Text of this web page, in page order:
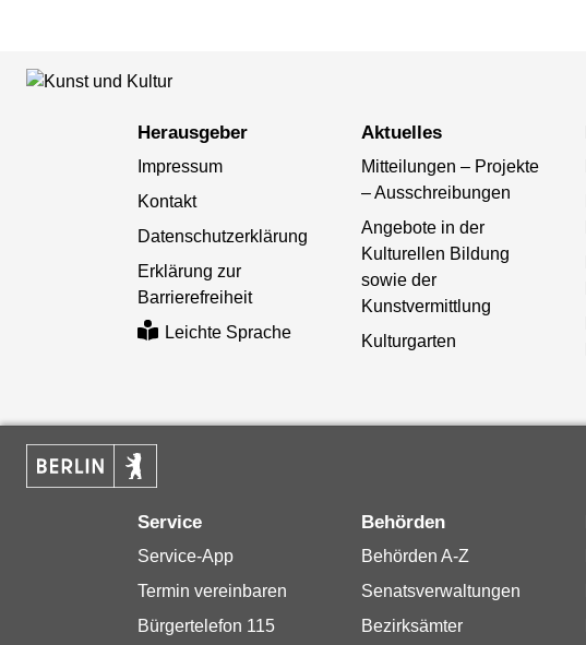
Herausgeber
Impressum
Kontakt
Datenschutzerklärung
Erklärung zur
Barrierefreiheit
Leichte Sprache
Aktuelles
Mitteilungen – Projekte
– Ausschreibungen
Angebote in der
Kulturellen Bildung
sowie der
Kunstvermittlung
Kulturgarten
Service
Service-App
Termin vereinbaren
Bürgertelefon 115
Behörden
Behörden A-Z
Senatsverwaltungen
Bezirksämter